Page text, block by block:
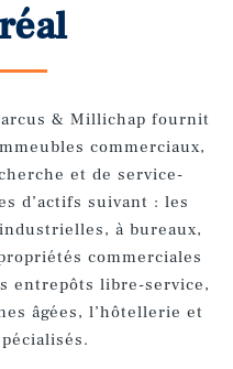
& Millichap fournit
commerciaux,
et de service-
d’actifs suivant : les
à bureaux,
commerciales
entrepôts libre-service,
âgées, l’hôtellerie et